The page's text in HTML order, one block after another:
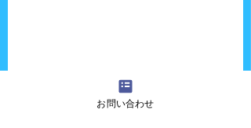
『吉田さんちの大道芸』へのご質問・ご意
お問い合わせ